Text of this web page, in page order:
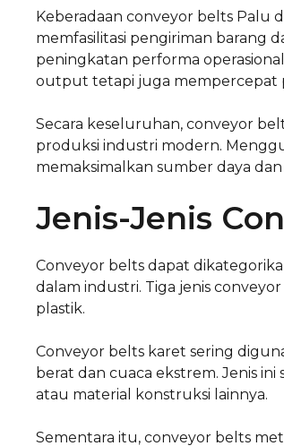
Keberadaan conveyor belts
memfasilitasi pengiriman barang
peningkatan performa
output tetapi juga mempercepat
Secara keseluruhan, conveyor
produksi industri modern.
memaksimalkan sumber daya
Jenis-Jenis
Conveyor belts dapat
dalam industri. Tiga jenis
plastik.
Conveyor belts karet sering
berat dan cuaca ekstrem. Jenis
atau material konstruksi lainnya.
Sementara itu, conveyor belts